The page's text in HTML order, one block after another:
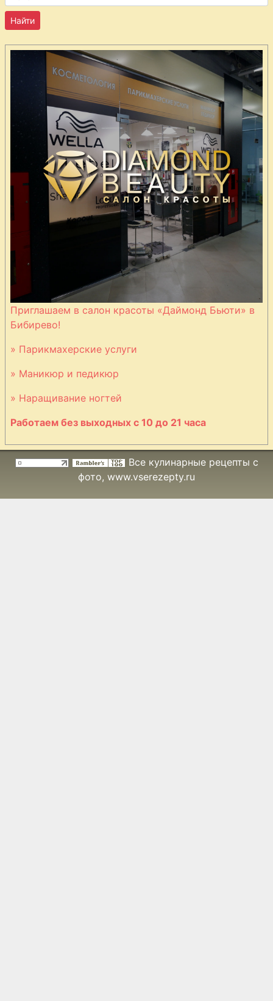
Приглашаем в салон красоты «Даймонд Бьюти» в
Бибирево!
» Парикмахерские услуги
» Маникюр и педикюр
» Наращивание ногтей
Работаем без выходных с 10 до 21 часа
Все кулинарные рецепты с
фото, www.vserezepty.ru